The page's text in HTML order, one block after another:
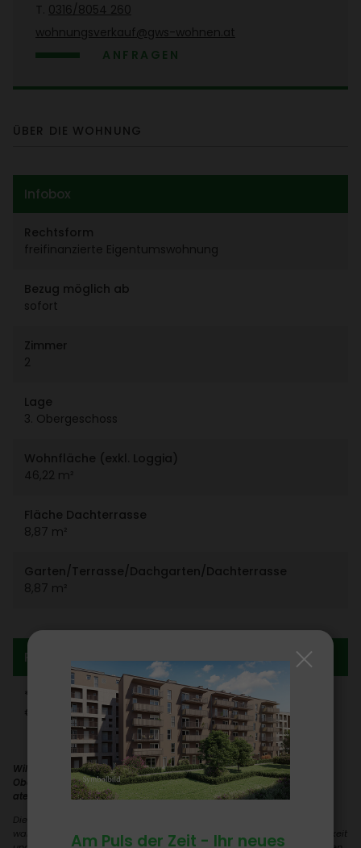
T. 0316/​8054 260
wohnungs­ver­kauf@gws-wohnen.at
ANFRAGEN
ÜBER DIE WOHNUNG
Infobox
Rechts­form
frei­fi­nan­zierte Eigen­tums­woh­nung
Bezug möglich ab
sofort
Zimmer
2
Lage
3. Ober­ge­schoss
Wohn­fläche (exkl. Loggia)
46,22 m²
Fläche Dach­ter­rasse
8,87 m²
Garten/​Terrasse/​Dach­garten/​Dach­ter­rasse
8,87 m²
Preis­in­for­ma­tion
* Kauf­preis Wohnung
€ 164.563,00
Willkommen in Ihrer gemütlichen Kleinwohnung im vierten
Obergeschoss, erreichbar bequem per Lift, mit einer
atemberaubenden Aussicht!
Diese Wohnung besticht durch ihre licht­durch­flu­teten Räume, die eine
warme und einla­dende Atmo­sphäre schaffen. Genießen Sie die Hellig­keit
Am Puls der Zeit - Ihr neues